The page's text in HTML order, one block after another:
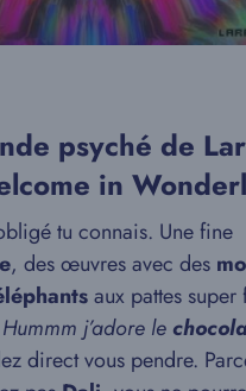
psyché de
in
tu connais. Une fine
, des œuvres avec des
aux pattes super
Hummm j’adore le
direct vous pendre.